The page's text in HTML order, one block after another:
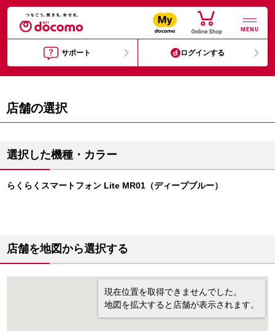
MENU
サポート ログインする
店舗の選択
選択した機種・カラー
らくらくスマートフォン Lite MR01（ディープブルー）
店舗を地図から選択する
現在位置を取得できませんでした。
地図を拡大すると店舗が表示されます。